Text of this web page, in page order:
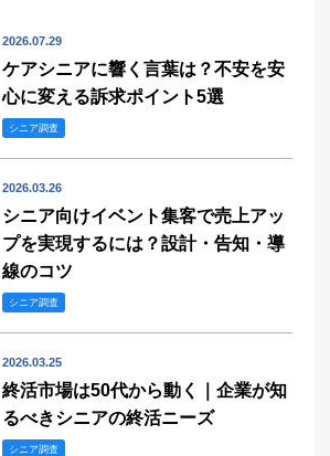
2026.07.29
ケアシニアに響く言葉は？不安を安
心に変える訴求ポイント5選
シニア調査
2026.03.26
シニア向けイベント集客で売上アッ
プを実現するには？設計・告知・導
線のコツ
シニア調査
2026.03.25
終活市場は50代から動く｜企業が知
るべきシニアの終活ニーズ
シニア調査